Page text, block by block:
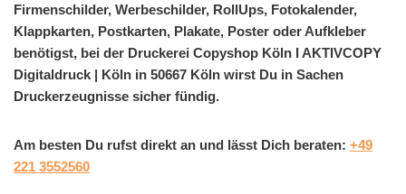
Firmenschilder, Werbeschilder, RollUps, Fotokalender,
Klappkarten, Postkarten, Plakate, Poster oder Aufkleber
benötigst, bei der Druckerei Copyshop Köln I AKTIVCOPY
Digitaldruck | Köln in 50667 Köln wirst Du in Sachen
Druckerzeugnisse sicher fündig.
Am besten Du rufst direkt an und lässt Dich beraten: +49
221 3552560